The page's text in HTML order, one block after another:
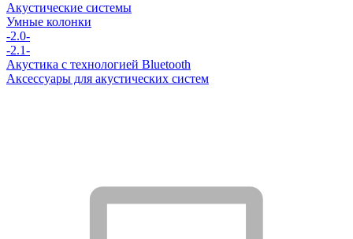
Акустические системы
Умные колонки
-2.0-
-2.1-
Акустика с технологией Bluetooth
Аксессуары для акустических систем